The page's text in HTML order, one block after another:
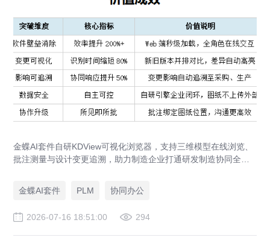
金蝶AI套件自研KDView可视化浏览器，支持三维模型在线浏览、
批注测量与设计变更追溯，助力制造企业打通研发制造协同全链
金蝶AI套件
PLM 协同办公
2026-07-16 18:51:00 294